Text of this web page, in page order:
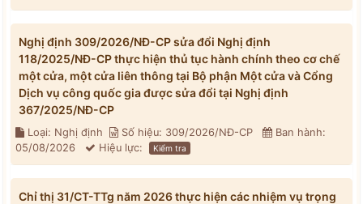
Nghị định 309/2026/NĐ-CP sửa đổi Nghị định
118/2025/NĐ-CP thực hiện thủ tục hành chính theo cơ chế
một cửa, một cửa liên thông tại Bộ phận Một cửa và Cổng
Dịch vụ công quốc gia được sửa đổi tại Nghị định
367/2025/NĐ-CP
Loại: Nghị định Số hiệu: 309/2026/NĐ-CP
Ban hành:
05/08/2026
Hiệu lực: Kiểm tra
Chỉ thị 31/CT-TTg năm 2026 thực hiện các nhiệm vụ trọng